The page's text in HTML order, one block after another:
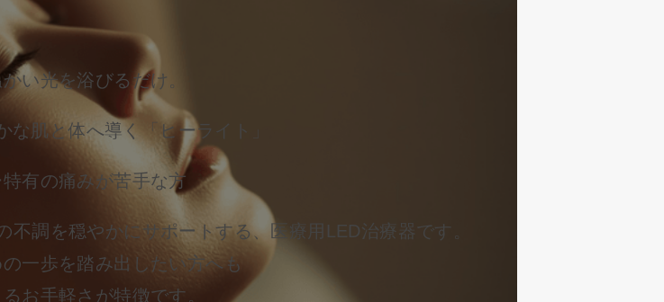
い光を浴びるだけ。
な肌と体へ導く「ヒーライト」
有の痛みが苦手な方
調を穏やかにサポートする、医療用LED治療器です。
一歩を踏み出したい方へも
お手軽さが特徴です。